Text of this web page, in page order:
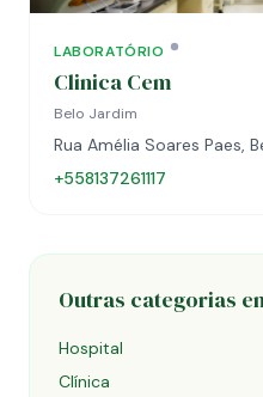
LABORATÓRIO
Clinica Cem
Belo Jardim
Rua Amélia Soares Paes,
+558137261117
Outras categorias
Hospital
Clínica